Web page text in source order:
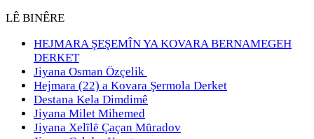
LÊ BINÊRE
HEJMARA ŞEŞEMÎN YA KOVARA BERNAMEGEH
DERKET
Jiyana Osman Özçelik
Hejmara (22) a Kovara Şermola Derket
Destana Kela Dimdimê
Jiyana Milet Mihemed
Jiyana Xelȋlȇ Çaçan Mȗradov